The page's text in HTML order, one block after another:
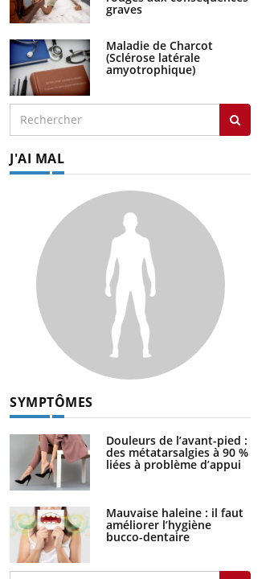
graves
Maladie de Charcot
(Sclérose latérale
amyotrophique)
J'AI MAL
SYMPTÔMES
Douleurs de l’avant-pied :
des métatarsalgies à 90 %
liées à problème d’appui
Mauvaise haleine : il faut
améliorer l’hygiène
bucco-dentaire